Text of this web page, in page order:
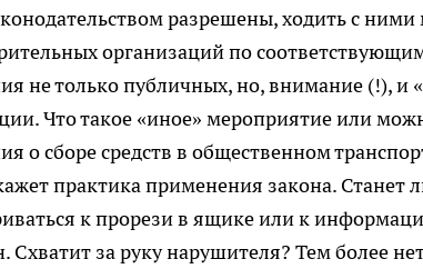
разрешены, ходить с
организаций по
не только публичных, но, внимание (!), и
Что такое «иное» мероприятие или
о сборе средств в общественном
практика применения закона. Станет
к прорези в ящике или к
Схватит за руку нарушителя? Тем более